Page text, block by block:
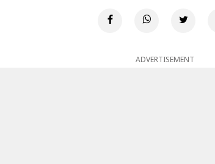
ADVERTISEMENT